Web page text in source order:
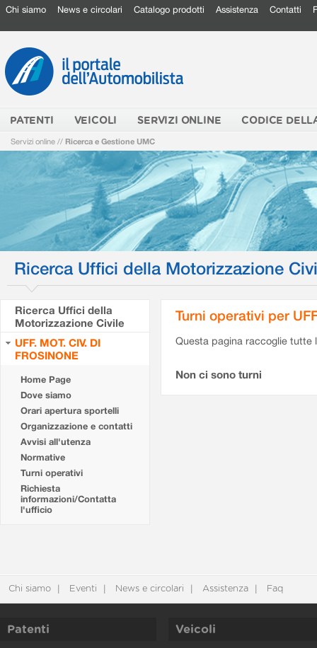
Chi siamo News e circolari Catalogo prodotti Assistenza Contatti
PATENTI VEICOLI SERVIZI ONLINE CODICE
Servizi online // Ricerca e Gestione UMC
Ricerca Uffici della Motorizzazione
Ricerca Uffici della
Motorizzazione Civile
UFF. MOT. CIV. DI
FROSINONE
Home Page
Dove siamo
Orari apertura sportelli
Organizzazione e contatti
Avvisi all'utenza
Normative
Turni operativi
Richiesta
informazioni/Contatta
l'ufficio
Turni operativi per
Questa pagina raccoglie tutte
Non ci sono turni
Chi siamo Eventi News e circolari Assistenza Faq
Patenti Veicoli